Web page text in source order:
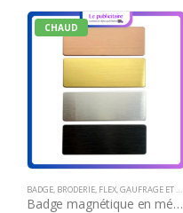
CHAUD
BADGE, BRODERIE, FLEX,GAUFRAGE ET MARQUAGE À CHAUD
Badge magnétique en métal